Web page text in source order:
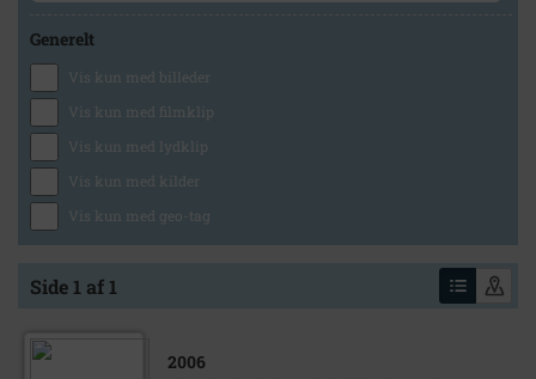
Generelt
Vis kun med billeder
Vis kun med filmklip
Vis kun med lydklip
Vis kun med kilder
Vis kun med geo-tag
Side 1 af 1
2006